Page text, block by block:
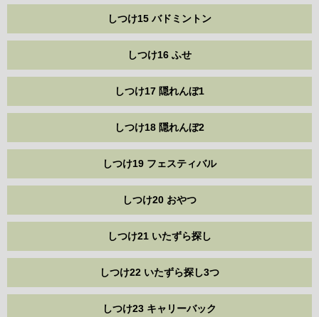
しつけ15 バドミントン
しつけ16 ふせ
しつけ17 隠れんぼ1
しつけ18 隠れんぼ2
しつけ19 フェスティバル
しつけ20 おやつ
しつけ21 いたずら探し
しつけ22 いたずら探し3つ
しつけ23 キャリーバック